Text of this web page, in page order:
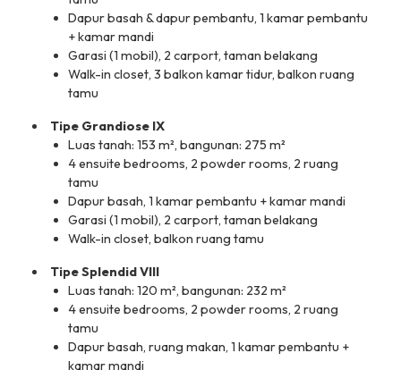
Dapur basah & dapur pembantu, 1 kamar pembantu
+ kamar mandi
Garasi (1 mobil), 2 carport, taman belakang
Walk-in closet, 3 balkon kamar tidur, balkon ruang
tamu
Tipe Grandiose IX
Luas tanah: 153 m², bangunan: 275 m²
4 ensuite bedrooms, 2 powder rooms, 2 ruang
tamu
Dapur basah, 1 kamar pembantu + kamar mandi
Garasi (1 mobil), 2 carport, taman belakang
Walk-in closet, balkon ruang tamu
Tipe Splendid VIII
Luas tanah: 120 m², bangunan: 232 m²
4 ensuite bedrooms, 2 powder rooms, 2 ruang
tamu
Dapur basah, ruang makan, 1 kamar pembantu +
kamar mandi